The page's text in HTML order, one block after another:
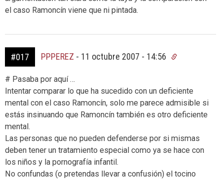
el caso Ramoncín viene que ni pintada.
#017 PPPEREZ - 11 octubre 2007 - 14:56
# Pasaba por aquí …
Intentar comparar lo que ha sucedido con un deficiente
mental con el caso Ramoncín, solo me parece admisible si
estás insinuando que Ramoncín también es otro deficiente
mental.
Las personas que no pueden defenderse por si mismas
deben tener un tratamiento especial como ya se hace con
los niños y la pornografía infantil.
No confundas (o pretendas llevar a confusión) el tocino